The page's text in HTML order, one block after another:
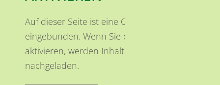
Auf dieser Seite ist eine OSM Karte
eingebunden. Wenn Sie die Karte
aktivieren, werden Inhalte von OSM
nachgeladen.